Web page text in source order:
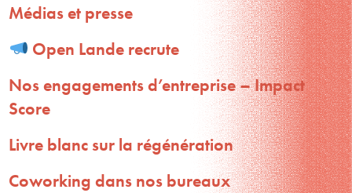
Médias et presse
Open Lande recrute
Nos engagements d’entreprise – Impact
Score
Livre blanc sur la régénération
Coworking dans nos bureaux